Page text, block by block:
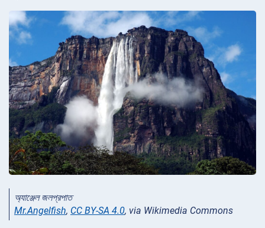
অ্যাঞ্জেল জলপ্রপাত
Mr.Angelfish, CC BY-SA 4.0, via Wikimedia Commons